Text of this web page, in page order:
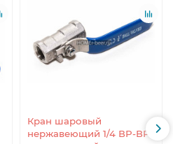
Кран шаровый
нержавеющий 1/4 ВР-ВР